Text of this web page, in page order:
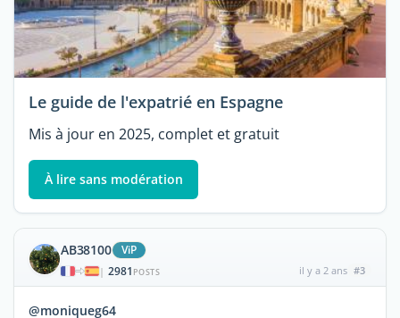
Le guide de l'expatrié en Espagne
Mis à jour en 2025, complet et gratuit
À lire sans modération
AB38100 ViP
| 2981 POSTS il y a 2 ans #3
@moniqueg64